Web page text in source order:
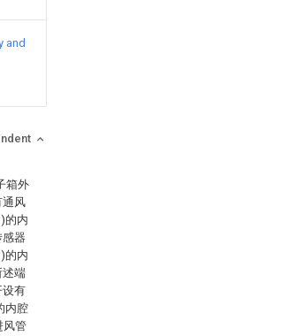
and
箱外
通风
的内
器
的内
述端
设有
内腔
风管